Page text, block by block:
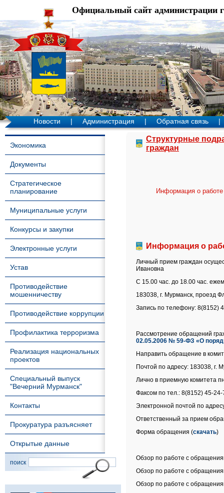
Официальный сайт администрации
Новости | Администрация | Обратная связь |
Экономика
Документы
Стратегическое
планирование
Муниципальные услуги
Конкурсы и закупки
Электронные услуги
Устав
Противодействие
мошенничеству
Противодействие коррупции
Профилактика терроризма
Реализация национальных
проектов
Специальный выпуск
"Вечерний Мурманск"
Контакты
Прокуратура разъясняет
Открытые данные
поиск
Структурные
граждан
Информация о
Информация о
Личный прием граждан
Ивановна
С 15.00 час. до 18.00 час.
183038, г. Мурманск, проезд
Запись по телефону: 8(8152)
Рассмотрение обращений
02.05.2006 № 59-ФЗ «О
Направить обращение в
Почтой по адресу: 183038, г.
Лично в приемную комитета
Факсом по тел.: 8(8152) 45-24-
Электронной почтой по
Ответственный за прием
Форма обращения (скачать)
Обзор по работе с
Обзор по работе с
Обзор по работе с